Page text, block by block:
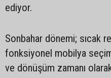
ediyor.
Sonbahar dönemi; sıcak
fonksiyonel mobilya
ve dönüşüm zamanı